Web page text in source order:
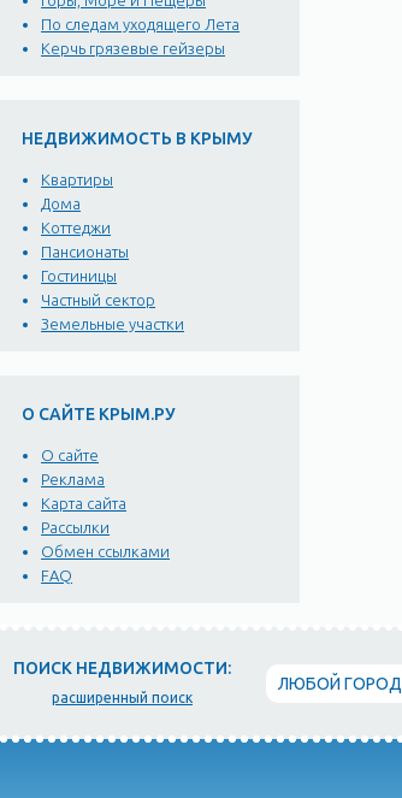
По следам уходящего Лета
Керчь грязевые гейзеры
НЕДВИЖИМОСТЬ В КРЫМУ
Квартиры
Дома
Коттеджи
Пансионаты
Гостиницы
Частный сектор
Земельные участки
О САЙТЕ КРЫМ.РУ
О сайте
Реклама
Карта сайта
Рассылки
Обмен ссылками
FAQ
ПОИСК НЕДВИЖИМОСТИ:
расширенный поиск
ЛЮБОЙ ГОРОД